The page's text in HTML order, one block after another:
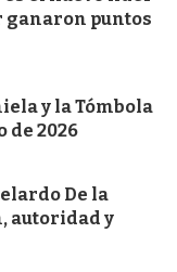
ganaron puntos
y la Tómbola
de 2026
De la
autoridad y